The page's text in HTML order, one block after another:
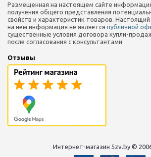
Размещенная на настоящем сайте
получения общего представления
свойств и характеристик товаров.
на нем информация не является публичной
существенные условия договора купли-
после согласования с консультантами
Отзывы
Интернет-магазин 5zv.by ©